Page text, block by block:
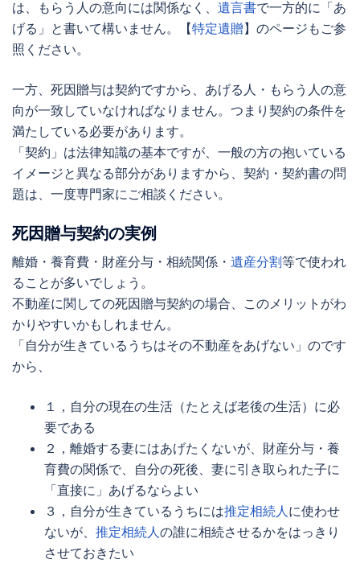
は、もらう人の意向には関係なく、 遺言書で一方的に「あ
げる」と書いて構いません。【特定遺贈】のページもご参
照ください。
一方、 死因贈与は契約ですから、あげる人・もらう人の意
向が一致していなければなりません。つまり契約の条件を
満たしている必要があります。
「契約」は法律知識の基本ですが、一般の方の抱いている
イメージと異なる部分がありますから、契約・契約書の問
題は、一度専門家にご相談ください。
死因贈与契約の実例
離婚・養育費・財産分与・相続関係・ 遺産分割等で使われ
ることが多いでしょう。
不動産に関しての死因贈与契約の場合、このメリットがわ
かりやすいかもしれません。
「自分が生きているうちはその不動産をあげない」のです
から、
１，自分の現在の生活（たとえば老後の生活）に必
要である
２，離婚する妻にはあげたくないが、財産分与・養
育費の関係で、自分の死後、妻に引き取られた子に
「直接に」あげるならよい
３，自分が生きているうちには推定相続人に使わせ
ないが、 推定相続人の誰に相続させるかをはっきり
させておきたい